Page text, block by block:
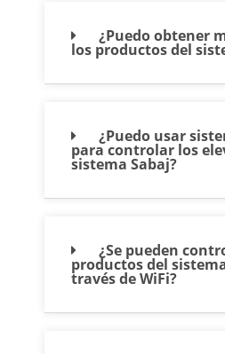
¿Puedo obtener
los productos del
¿Puedo usar
para controlar los
sistema Sabaj?
¿Se pueden
productos del
través de WiFi?